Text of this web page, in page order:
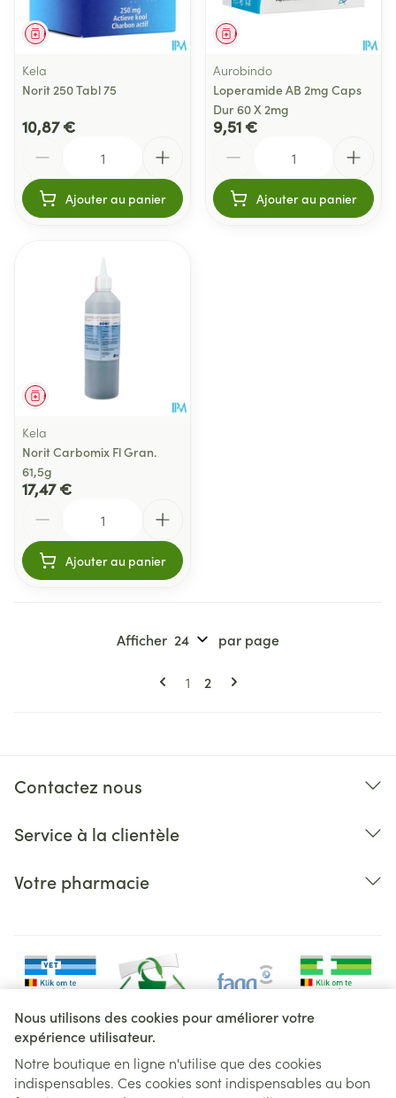
Nous utilisons des cookies pour améliorer votre
expérience utilisateur.
Notre boutique en ligne n'utilise que des cookies
indispensables. Ces cookies sont indispensables au bon
Médicament
Kela
Norit 250 Tabl 75
10,87 €
Ajouter au panier
Médicament
Aurobindo
Loperamide AB 2mg Caps
Dur 60 X 2mg
9,51 €
Ajouter au panier
Médicament
Kela
Norit Carbomix Fl Gran.
61,5g
17,47 €
Ajouter au panier
Pages
Page
1 Vous lisez actuellement la
2
Afficher par page
Contactez nous
Service à la clientèle
Votre pharmacie
Liens légaux